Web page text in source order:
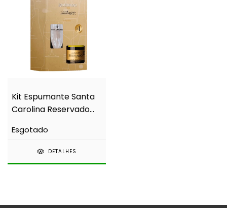
Kit Espumante Santa
Carolina Reservado
Acrílico
Esgotado
DETALHES